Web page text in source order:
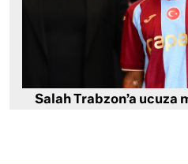
Salah Trabzon’a ucuza